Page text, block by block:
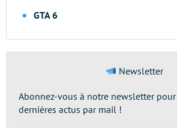
GTA 6
Newsletter
Abonnez-vous à notre newsletter
dernières actus par mail !